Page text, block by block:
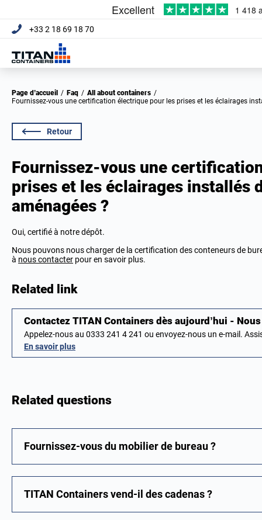
+33 2 18 69 18 70
Page d’accueil / Faq / All about containers /
Fournissez-vous une certification électrique pour les prises et les éclairages
Retour
Fournissez-vous une
prises et les éclairages installés
aménagées ?
Oui, certifié à notre dépôt.
Nous pouvons nous charger de la certification des conteneurs de
à nous contacter pour en savoir plus.
Related link
Contactez TITAN Containers dès aujourd’hui -
Appelez-nous au 0333 241 4 241 ou envoyez-nous un e-mail.
En savoir plus
Related questions
Fournissez-vous du mobilier de bureau ?
TITAN Containers vend-il des cadenas ?